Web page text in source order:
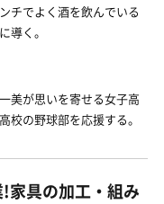
チでよく酒を飲んでいる
導く。
美が思いを寄せる女子高
校の野球部を応援する。
家具の加工・組み